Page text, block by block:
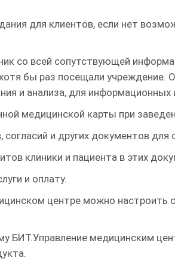
для клиентов, если нет
со всей сопутствующей
бы раз посещали учреждение.
и анализа, для
медицинской карты при
и других документов
клиники и пациента в этих
и оплату.
центре можно настроить
БИТ.Управление медицинским